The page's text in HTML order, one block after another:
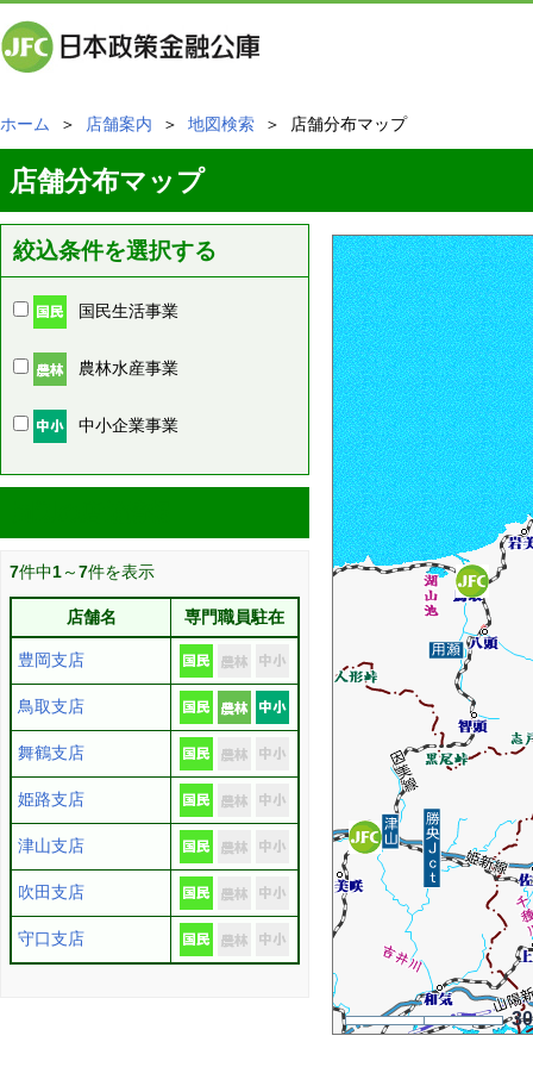
ホーム ＞ 店舗案内 ＞ 地図検索 ＞ 店舗分布マップ
店舗分布マップ
絞込条件を選択する
国民生活事業
農林水産事業
中小企業事業
7件中1～7件を表示
店舗名 専門職員駐在
豊岡支店
鳥取支店
舞鶴支店
姫路支店
津山支店
吹田支店
守口支店